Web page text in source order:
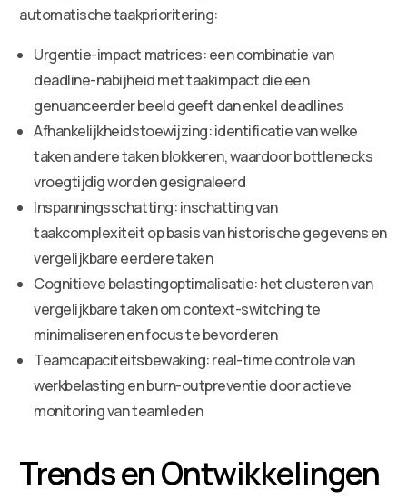
automatische taakprioritering:
Urgentie-impact matrices: een combinatie van
deadline-nabijheid met taakimpact die een
genuanceerder beeld geeft dan enkel deadlines
Afhankelijkheidstoewijzing: identificatie van welke
taken andere taken blokkeren, waardoor bottlenecks
vroegtijdig worden gesignaleerd
Inspanningsschatting: inschatting van
taakcomplexiteit op basis van historische gegevens en
vergelijkbare eerdere taken
Cognitieve belastingoptimalisatie: het clusteren van
vergelijkbare taken om context-switching te
minimaliseren en focus te bevorderen
Teamcapaciteitsbewaking: real-time controle van
werkbelasting en burn-outpreventie door actieve
monitoring van teamleden
Trends en Ontwikkelingen